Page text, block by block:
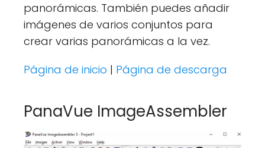
panorámicas. También puedes añadir
imágenes de varios conjuntos para
crear varias panorámicas a la vez.
Página de inicio | Página de descarga
PanaVue ImageAssembler